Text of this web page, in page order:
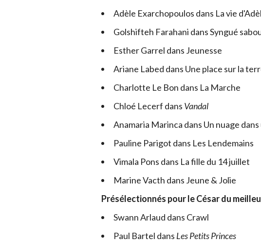
Adèle Exarchopoulos dans La vie
Golshifteh Farahani dans Syngué
Esther Garrel dans Jeunesse
Ariane Labed dans Une place sur la
Charlotte Le Bon dans La Marche
Chloé Lecerf dans Vandal
Anamaria Marinca dans Un nuage
Pauline Parigot dans Les Lendemains
Vimala Pons dans La fille du 14 juillet
Marine Vacth dans Jeune & Jolie
Présélectionnés pour le César du
Swann Arlaud dans Crawl
Paul Bartel dans Les Petits Princes